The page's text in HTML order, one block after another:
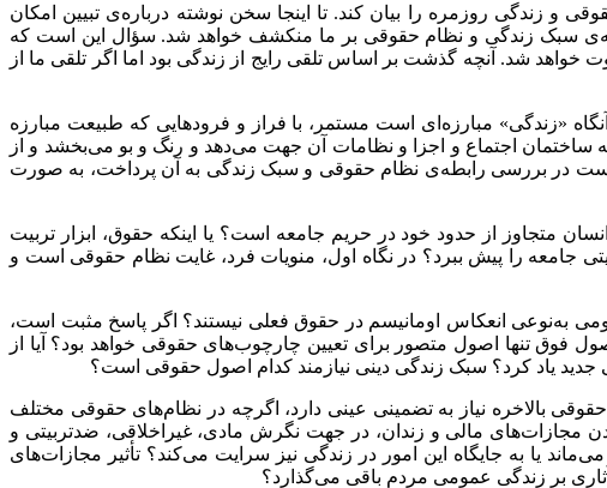
و زندگی روزمره را بیان کند. تا اینجا سخن نوشته درباره‌ی تبیین امکان
رابطه‌ی سبک زندگی و نظام حقوقی بر ما منکشف خواهد شد. سؤال این است که
شد. آنچه گذشت بر اساس تلقی رایج از زندگی بود اما اگر تلقی ما از
«زندگی» مبارزه‌‌ای است مستمر، با فراز‌‌ و ‌‌فرودهایی که طبیعت مبارزه
ساختمان اجتماع و اجزا و نظامات آن جهت‌‌ می‌دهد و رنگ و بو می‌‌‌‌بخشد و از
است در بررسی رابطه‌ی نظام حقوقی و سبک زندگی به آن پرداخت، به صورت
متجاوز از حدود خود در حریم جامعه است؟ یا اینکه حقوق، ابزار تربیت
جامعه را پیش ببرد؟ در نگاه اول، منویات فرد، غایت نظام حقوقی است و
به‌نوعی انعکاس اومانیسم در حقوق فعلی نیستند؟ اگر پاسخ مثبت است،
فوق تنها اصول متصور برای تعیین چارچوب‌های حقوقی خواهد بود؟ آیا از
یاد کرد؟ سبک زندگی دینی نیازمند کدام اصول حقوقی است؟
بالاخره نیاز به تضمینی عینی دارد، اگرچه در نظام‌های حقوقی مختلف
مجازات‌های مالی و زندان، در جهت نگرش مادی، غیراخلاقی، ضدتربیتی و
یا به جایگاه این امور در زندگی نیز سرایت می‌کند؟ تأثیر مجازات‌های
بر زندگی عمومی مردم باقی می‌گذارد؟